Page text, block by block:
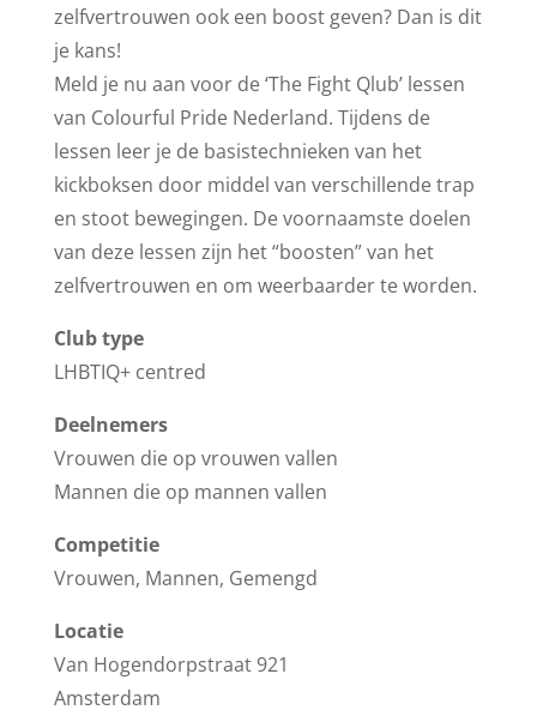
zelfvertrouwen ook een boost geven? Dan is dit
je kans!
Meld je nu aan voor de ‘The Fight Qlub’ lessen
van Colourful Pride Nederland. Tijdens de
lessen leer je de basistechnieken van het
kickboksen door middel van verschillende trap
en stoot bewegingen. De voornaamste doelen
van deze lessen zijn het “boosten” van het
zelfvertrouwen en om weerbaarder te worden.
Club type
LHBTIQ+ centred
Deelnemers
Vrouwen die op vrouwen vallen
Mannen die op mannen vallen
Competitie
Vrouwen, Mannen, Gemengd
Locatie
Van Hogendorpstraat 921
Amsterdam